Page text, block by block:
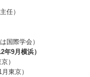
任）
国際学会）
9月横浜）
）
東京）